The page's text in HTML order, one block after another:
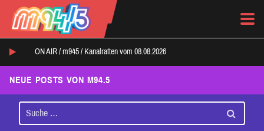
ON AIR / m945 / Kanalratten vom 08.08.2026
NEUE POSTS VON M94.5